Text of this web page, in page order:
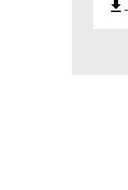
file_download